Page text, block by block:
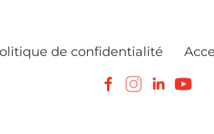
de confidentialité
Facebook